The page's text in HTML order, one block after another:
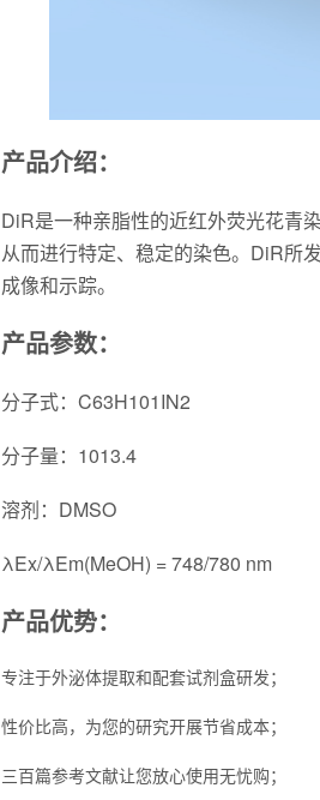
产品介绍：
DiR是一种亲脂性的近红外荧光花青
从而进行特定、稳定的染色。DiR所
成像和示踪。
产品参数：
分子式： C63H101IN2
分子量： 1013.4
溶剂： DMSO
λEx/λEm(MeOH) = 748/780 nm
产品优势：
专注于外泌体提取和配套试剂盒研发；
性价比高，为您的研究开展节省成本；
三百篇参考文献让您放心使用无忧购；